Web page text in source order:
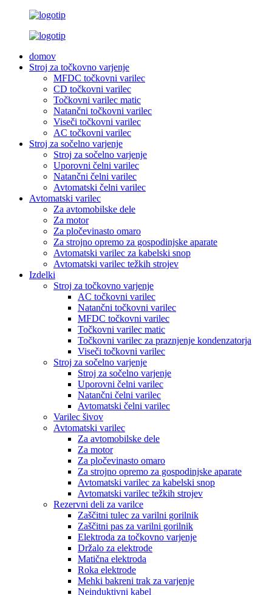
domov
Stroj za točkovno varjenje
MFDC točkovni varilec
CD točkovni varilec
Točkovni varilec matic
Natančni točkovni varilec
Viseči točkovni varilec
AC točkovni varilec
Stroj za sočelno varjenje
Stroj za sočelno varjenje
Uporovni čelni varilec
Natančni čelni varilec
Avtomatski čelni varilec
Avtomatski varilec
Za avtomobilske dele
Za motor
Za pločevinasto omaro
Za strojno opremo za gospodinjske aparate
Avtomatski varilec za kabelski snop
Avtomatski varilec težkih strojev
Izdelki
Stroj za točkovno varjenje
AC točkovni varilec
Natančni točkovni varilec
MFDC točkovni varilec
Točkovni varilec matic
Točkovni varilec za praznjenje kondenzatorja
Viseči točkovni varilec
Stroj za sočelno varjenje
Stroj za sočelno varjenje
Uporovni čelni varilec
Natančni čelni varilec
Avtomatski čelni varilec
Varilec šivov
Avtomatski varilec
Za avtomobilske dele
Za motor
Za pločevinasto omaro
Za strojno opremo za gospodinjske aparate
Avtomatski varilec za kabelski snop
Avtomatski varilec težkih strojev
Rezervni deli za varilce
Zaščitni tulec za varilni gorilnik
Zaščitni pas za varilni gorilnik
Elektroda za točkovno varjenje
Držalo za elektrode
Matična elektroda
Roka elektrode
Mehki bakreni trak za varjenje
Neinduktivni kabel